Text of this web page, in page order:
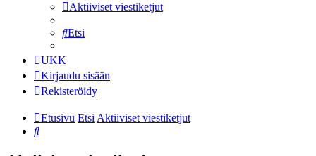
Aktiiviset viestiketjut
Etsi
UKK
Kirjaudu sisään
Rekisteröidy
Etusivu EtsiAktiiviset viestiketjut
Etsi